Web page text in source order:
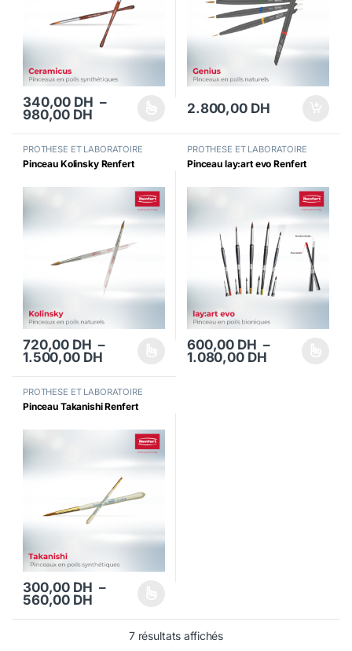
340,00 DH –
980,00 DHPlage de prix : 340,00 DH à 980,00 DH
Ce produit a plusieurs variations. Les options peuvent être
2.800,00 DH
PROTHESE ET LABORATOIRE
Pinceau Kolinsky Renfert
720,00 DH –
1.500,00 DHPlage de prix : 720,00 DH à 1.500,00
Ce produit a plusieurs variations. Les options peuvent être
PROTHESE ET LABORATOIRE
Pinceau lay:art evo Renfert
600,00 DH –
1.080,00 DHPlage de
Ce produit a plusieurs
PROTHESE ET LABORATOIRE
Pinceau Takanishi Renfert
300,00 DH –
560,00 DHPlage de prix : 300,00 DH à 560,00 DH
Ce produit a plusieurs variations. Les options peuvent être
7 résultats affichés